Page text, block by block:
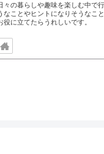
々の暮らしや趣味を楽しむ中で
なことやヒントになりそうなこ
役に立てたらうれしいです。